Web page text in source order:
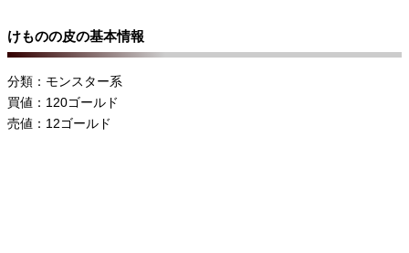
けものの皮の基本情報
分類：モンスター系
買値：120ゴールド
売値：12ゴールド